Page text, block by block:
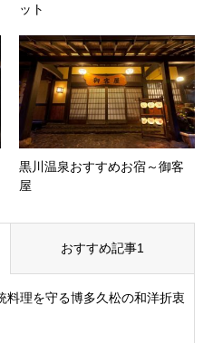
ット
黒川温泉おすすめお宿～御客
屋
おすすめ記事1
料理を守る博多久松の和洋折衷